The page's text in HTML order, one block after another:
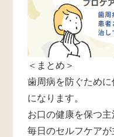
＜まとめ＞
歯周病を防ぐため
になります。
お口の健康を保つ主
毎日のセルフケア